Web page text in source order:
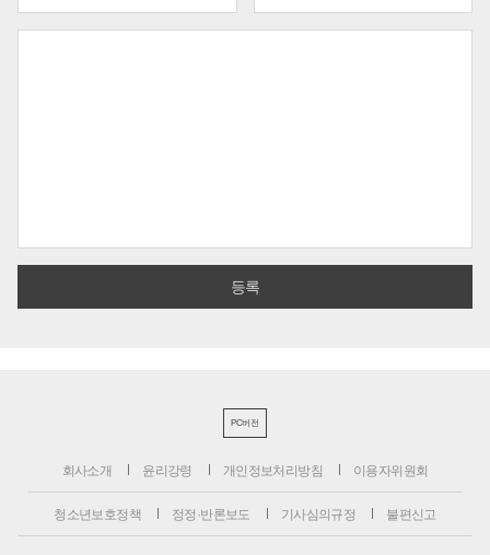
PC버전
회사소개 윤리강령 개인정보처리방침 이용자위원회
청소년보호정책 정정·반론보도 기사심의규정 불편신고